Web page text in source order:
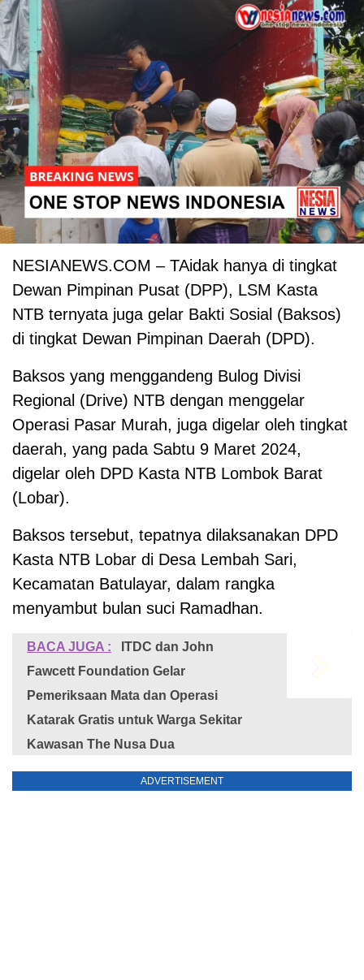
NESIANEWS.COM – TAidak hanya di tingkat
Dewan Pimpinan Pusat (DPP), LSM Kasta
NTB ternyata juga gelar Bakti Sosial (Baksos)
di tingkat Dewan Pimpinan Daerah (DPD).
Baksos yang menggandeng Bulog Divisi
Regional (Drive) NTB dengan menggelar
Operasi Pasar Murah, juga digelar oleh tingkat
daerah, yang pada Sabtu 9 Maret 2024,
digelar oleh DPD Kasta NTB Lombok Barat
(Lobar).
Baksos tersebut, tepatnya dilaksanakan DPD
Kasta NTB Lobar di Desa Lembah Sari,
Kecamatan Batulayar, dalam rangka
menyambut bulan suci Ramadhan.
BACA JUGA :
ITDC dan John
Fawcett Foundation Gelar
Pemeriksaan Mata dan Operasi
Katarak Gratis untuk Warga Sekitar
Kawasan The Nusa Dua
ADVERTISEMENT